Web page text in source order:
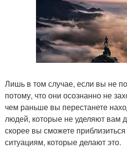
Лишь в том случае, если вы не
потому, что они осознанно не
чем раньше вы перестанете
людей, которые не уделяют вам
скорее вы сможете
ситуациям, которые делают это.